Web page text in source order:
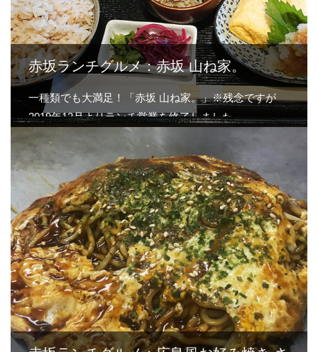
赤坂ランチグルメ：赤坂 山ね家。
一種類でも大満足！「赤坂 山ね家。」※残念ですが
2019年12月よりランチ営業を終了しました…